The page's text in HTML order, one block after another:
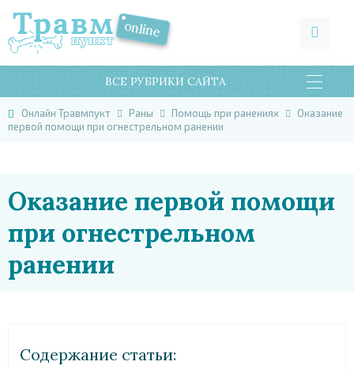
ВСЕ РУБРИКИ САЙТА
Онлайн Травмпукт Раны Помощь при ранениях
Оказание
первой помощи при огнестрельном ранении
Оказание первой помощи
при огнестрельном
ранении
Cодержание статьи: